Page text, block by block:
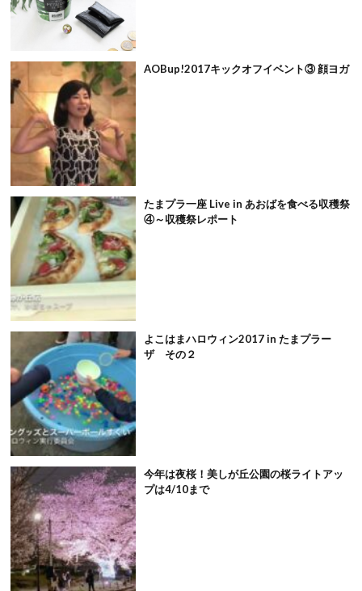
AOBup!2017キックオフイベント③ 顔ヨガ
たまプラ一座 Live in あおばを食べる収穫祭
④～収穫祭レポート
よこはまハロウィン2017 in たまプラー
ザ その２
今年は夜桜！美しが丘公園の桜ライトアッ
プは4/10まで